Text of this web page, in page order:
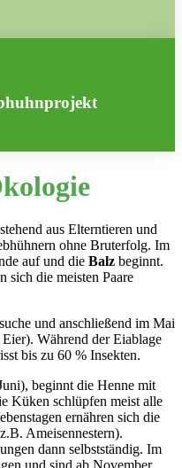
aus Elterntieren und
ohne Bruterfolg. Im
auf und die Balz beginnt.
sich die meisten Paare
und anschließend im Mai
Während der Eiablage
bis zu 60 % Insekten.
beginnt die Henne mit
Küken schlüpfen meist alle
ernähren sich die
Ameisennestern).
dann selbstständig. Im